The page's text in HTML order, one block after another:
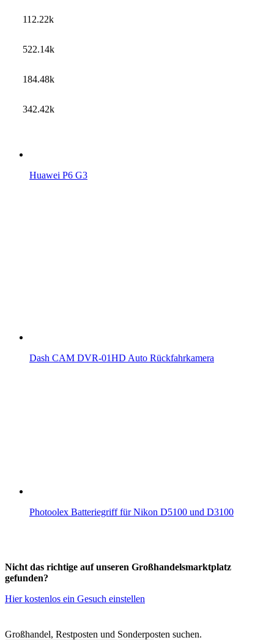
Huawei P6 G3
Dash CAM DVR-01HD Auto Rückfahrkamera
Photoolex Batteriegriff für Nikon D5100 und D3100
Nicht das richtige auf unseren Großhandelsmarktplatz
gefunden?
Hier kostenlos ein Gesuch einstellen
Großhandel, Restposten und Sonderposten suchen.
112.22k
522.14k
184.48k
342.42k